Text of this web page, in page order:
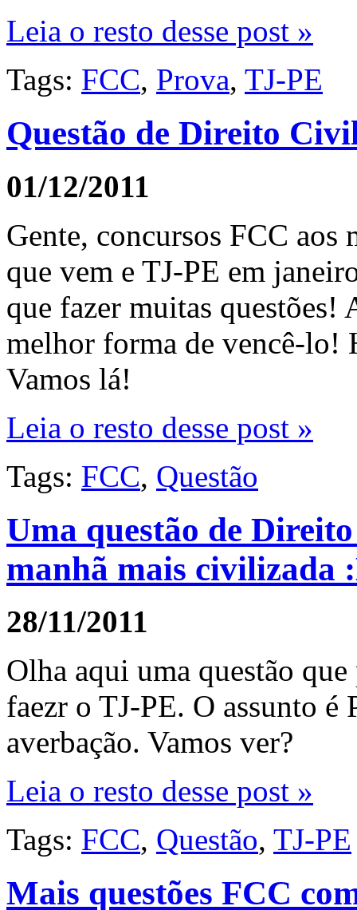
Leia o resto desse post »
Tags: FCC, Prova, TJ-PE
Questão de Direito
01/12/2011
Gente, concursos FCC aos
que vem e TJ-PE em
que fazer muitas
melhor forma de vencê-lo!
Vamos lá!
Leia o resto desse post »
Tags: FCC, Questão
Uma questão de
manhã mais civilizada
28/11/2011
Olha aqui uma questão
faezr o TJ-PE. O assunto é
averbação. Vamos ver?
Leia o resto desse post »
Tags: FCC, Questão, TJ-PE
Mais questões FCC